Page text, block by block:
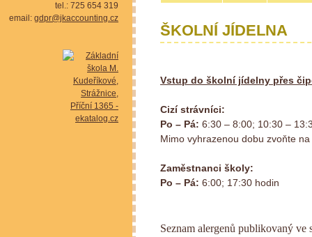
ŠKOLNÍ JÍDELNA
Vstup do školní jídelny přes
Cizí strávníci:
Po – Pá: 6:30 – 8:00; 10:30 –
Mimo vyhrazenou dobu zvoňte
Zaměstnanci školy:
Po – Pá: 6:00; 17:30 hodin
Seznam alergenů publikovaný
tel.: 725 654 319
email: gdpr@jkaccounting.cz